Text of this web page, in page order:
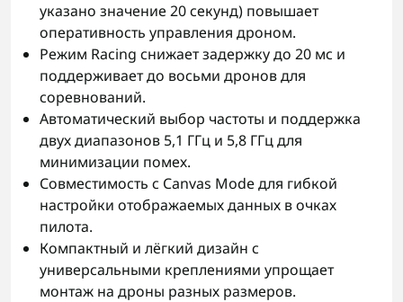
указано значение 20 секунд) повышает
оперативность управления дроном.
Режим Racing снижает задержку до 20 мс и
поддерживает до восьми дронов для
соревнований.
Автоматический выбор частоты и поддержка
двух диапазонов 5,1 ГГц и 5,8 ГГц для
минимизации помех.
Совместимость с Canvas Mode для гибкой
настройки отображаемых данных в очках
пилота.
Компактный и лёгкий дизайн с
универсальными креплениями упрощает
монтаж на дроны разных размеров.